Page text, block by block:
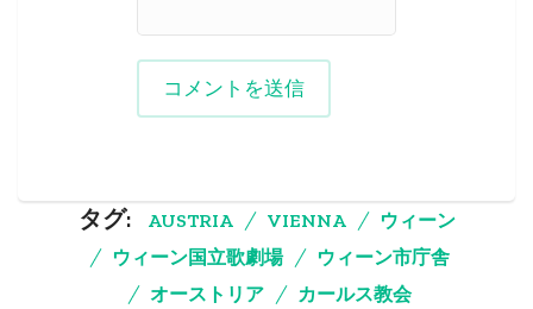
タグ: AUSTRIA VIENNA
ウィーン
ウィーン国立歌劇場
ウィーン市庁舎
オーストリア
カールス教会